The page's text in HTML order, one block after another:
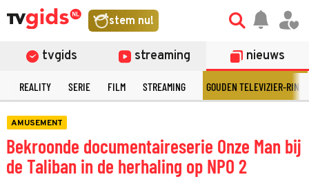
stem nu!
tvgids streaming nieuws
REALITY SERIE FILM STREAMING GOUDEN TELEVIZIER-RING
AMUSEMENT
Bekroonde documentaireserie Onze Man bij
de Taliban in de herhaling op NPO 2